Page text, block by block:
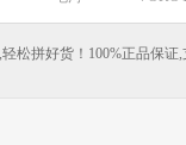
松拼好货！100%正品保证